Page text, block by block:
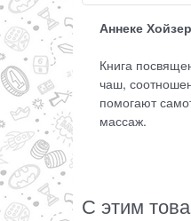
Аннеке
Книга
чаш,
помогают
массаж.
С этим